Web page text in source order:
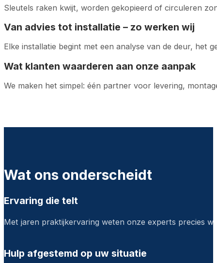
Sleutels raken kwijt, worden gekopieerd of circuleren
Van advies tot installatie – zo werken wij
Elke installatie begint met een analyse van de deur, het
Wat klanten waarderen aan onze aanpak
We maken het simpel: één partner voor levering,
Wat ons onderscheidt
Ervaring die telt
Met jaren praktijkervaring weten onze experts precies
Hulp afgestemd op uw situatie